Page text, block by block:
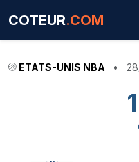
COTEUR.COM
ETATS-UNIS NBA •